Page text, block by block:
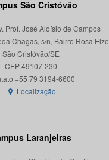
São Cristóvão
Prof. José Aloísio de Campos
Chagas, s/n, Bairro Rosa Elze
São Cristóvão/SE
CEP 49107-230
Localização
Laranjeiras